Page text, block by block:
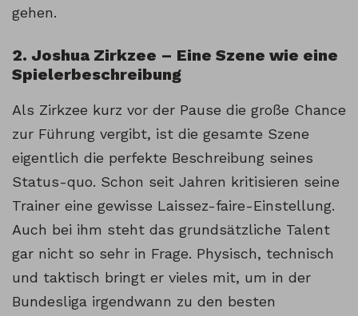
gehen.
2. Joshua Zirkzee – Eine Szene wie eine
Spielerbeschreibung
Als Zirkzee kurz vor der Pause die große Chance
zur Führung vergibt, ist die gesamte Szene
eigentlich die perfekte Beschreibung seines
Status-quo. Schon seit Jahren kritisieren seine
Trainer eine gewisse Laissez-faire-Einstellung.
Auch bei ihm steht das grundsätzliche Talent
gar nicht so sehr in Frage. Physisch, technisch
und taktisch bringt er vieles mit, um in der
Bundesliga irgendwann zu den besten